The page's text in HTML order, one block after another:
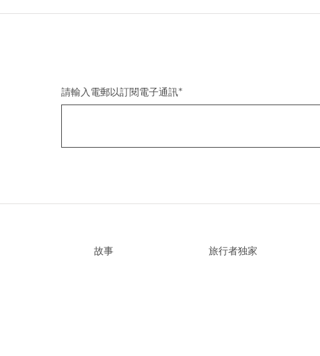
請輸入電郵以訂閱電子通訊*
故事 旅行者独家